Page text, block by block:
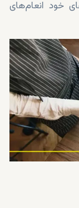
خود انعام‌های